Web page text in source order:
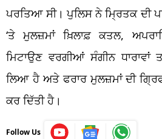
ਪਰਤਿਆ ਸੀ। ਪੁਲਿਸ ਨੇ ਮ੍ਰਿਤਕ ਦੀ
‘ਤੇ ਮੁਲਜ਼ਮਾਂ ਖ਼ਿਲਾਫ਼ ਕਤਲ,
ਮਿਟਾਉਣ ਵਰਗੀਆਂ ਸੰਗੀਨ
ਲਿਆ ਹੈ ਅਤੇ ਫਰਾਰ ਮੁਲਜ਼ਮਾਂ ਦੀ
ਕਰ ਦਿੱਤੀ ਹੈ।
Follow Us